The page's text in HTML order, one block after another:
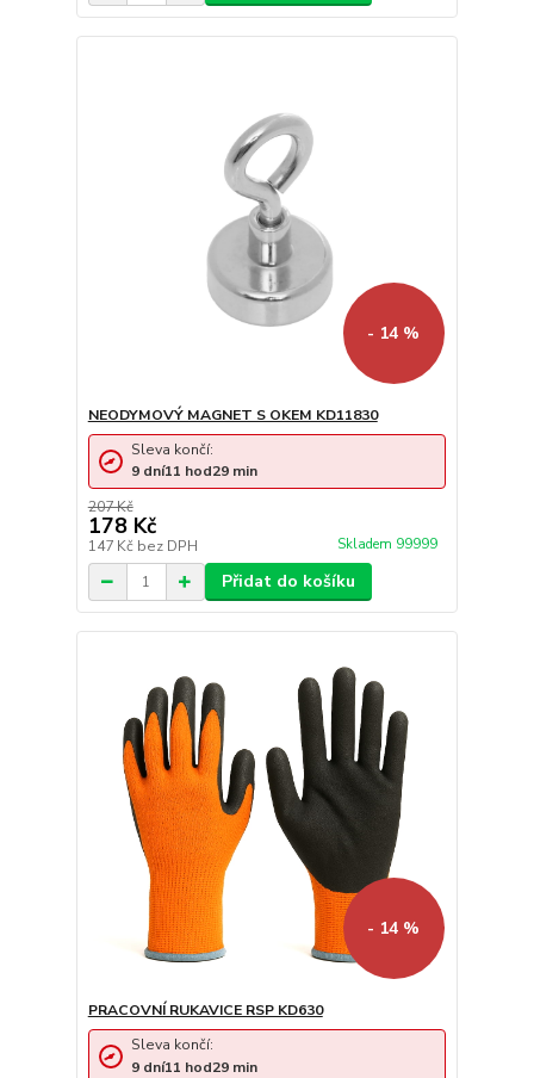
- 14 %
NEODYMOVÝ MAGNET S OKEM KD11830
207 Kč
178 Kč
147 Kč bez DPH Skladem 99999
Sleva končí:
9 dní11 hod29 min
Přidat do košíku
- 14 %
PRACOVNÍ RUKAVICE RSP KD630
Sleva končí:
9 dní11 hod29 min